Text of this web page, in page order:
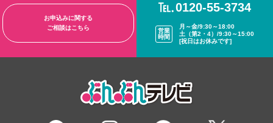
お申込みに関する
ご相談はこちら
0120-55-3734
営業
時間
月～金/9:30～18:00
土（第2・4）/9:30～15:00
[祝日はお休みです]